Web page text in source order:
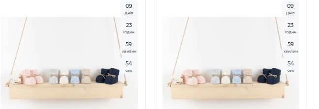
09
Днів
23
Годин
59
хвилин
53
сек
09
Днів
23
Годин
59
хвилин
53
сек